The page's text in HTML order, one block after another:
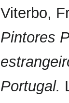
Viterbo,
Pintores
Portugal.